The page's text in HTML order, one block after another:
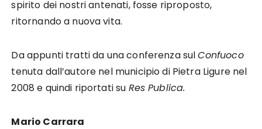
spirito dei nostri antenati, fosse riproposto,
ritornando a nuova vita.
Da appunti tratti da una conferenza sulConfuoco
tenuta dall’autore nel municipio di Pietra Ligure nel
2008 e quindi riportati su Res Publica.
Mario Carrara